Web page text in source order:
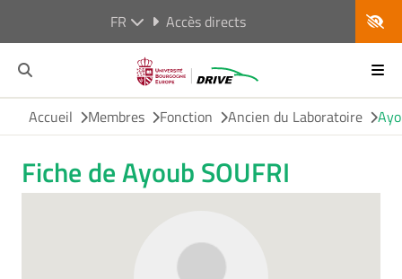
FR Accès directs
Accueil Membres Fonction Ancien du Laboratoire
Fiche de Ayoub SOUFRI